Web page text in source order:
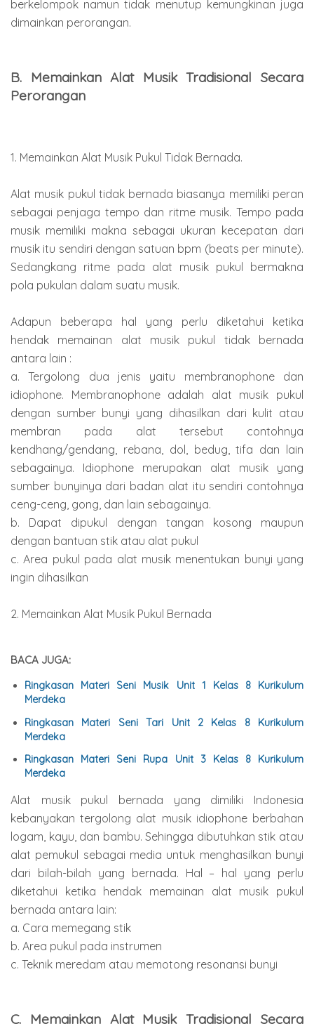
berkelompok namun tidak menutup kemungkinan juga
dimainkan perorangan.
B. Memainkan Alat Musik Tradisional Secara
Perorangan
1. Memainkan Alat Musik Pukul Tidak Bernada.
Alat musik pukul tidak bernada biasanya memiliki peran
sebagai penjaga tempo dan ritme musik. Tempo pada
musik memiliki makna sebagai ukuran kecepatan dari
musik itu sendiri dengan satuan bpm (beats per minute).
Sedangkang ritme pada alat musik pukul bermakna
pola pukulan dalam suatu musik.
Adapun beberapa hal yang perlu diketahui ketika
hendak memainan alat musik pukul tidak bernada
antara lain :
a. Tergolong dua jenis yaitu membranophone dan
idiophone. Membranophone adalah alat musik pukul
dengan sumber bunyi yang dihasilkan dari kulit atau
membran pada alat tersebut contohnya
kendhang/gendang, rebana, dol, bedug, tifa dan lain
sebagainya. Idiophone merupakan alat musik yang
sumber bunyinya dari badan alat itu sendiri contohnya
ceng-ceng, gong, dan lain sebagainya.
b. Dapat dipukul dengan tangan kosong maupun
dengan bantuan stik atau alat pukul
c. Area pukul pada alat musik menentukan bunyi yang
ingin dihasilkan
2. Memainkan Alat Musik Pukul Bernada
BACA JUGA:
Ringkasan Materi Seni Musik Unit 1 Kelas 8 Kurikulum
Merdeka
Ringkasan Materi Seni Tari Unit 2 Kelas 8 Kurikulum
Merdeka
Ringkasan Materi Seni Rupa Unit 3 Kelas 8 Kurikulum
Merdeka
Alat musik pukul bernada yang dimiliki Indonesia
kebanyakan tergolong alat musik idiophone berbahan
logam, kayu, dan bambu. Sehingga dibutuhkan stik atau
alat pemukul sebagai media untuk menghasilkan bunyi
dari bilah-bilah yang bernada. Hal – hal yang perlu
diketahui ketika hendak memainan alat musik pukul
bernada antara lain:
a. Cara memegang stik
b. Area pukul pada instrumen
c. Teknik meredam atau memotong resonansi bunyi
C. Memainkan Alat Musik Tradisional Secara